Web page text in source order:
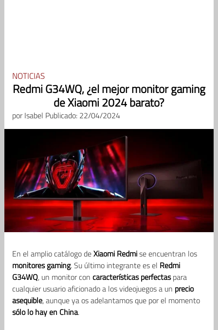
NOTICIAS
Redmi G34WQ, ¿el mejor monitor gaming
de Xiaomi 2024 barato?
porIsabel Publicado: 22/04/2024
En el amplio catálogo deXiaomi Redmise encuentran los
monitores gaming. Su último integrante es el Redmi
G34WQ, un monitor con características perfectaspara
cualquier usuario aficionado a los videojuegos a un precio
asequible, aunque ya os adelantamos que por el momento
sólo lo hay en China.